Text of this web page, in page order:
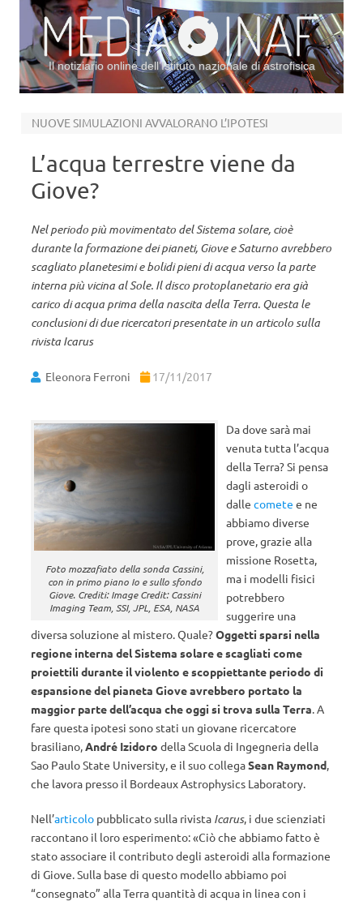
Il notiziario online dell’Istituto nazionale di astrofisica
NUOVE SIMULAZIONI AVVALORANO L’IPOTESI
L’acqua terrestre viene da
Giove?
Nel periodo più movimentato del Sistema solare, cioè
durante la formazione dei pianeti, Giove e Saturno avrebbero
scagliato planetesimi e bolidi pieni di acqua verso la parte
interna più vicina al Sole. Il disco protoplanetario era già
carico di acqua prima della nascita della Terra. Questa le
conclusioni di due ricercatori presentate in un articolo sulla
rivista Icarus
Eleonora Ferroni 17/11/2017
Foto mozzafiato della sonda Cassini,
con in primo piano Io e sullo sfondo
Giove. Crediti: Image Credit: Cassini
Imaging Team, SSI, JPL, ESA, NASA
Da dove sarà mai
venuta tutta l’acqua
della Terra? Si pensa
dagli asteroidi o
dallecomete e ne
abbiamo diverse
prove, grazie alla
missione Rosetta,
ma i modelli fisici
potrebbero
suggerire una
diversa soluzione al mistero. Quale?Oggetti sparsi nella
regione interna del Sistema solare e scagliati come
proiettili durante il violento e scoppiettante periodo di
espansione del pianeta Giove avrebbero portato la
maggior parte dell’acqua che oggi si trova sulla Terra. A
fare questa ipotesi sono stati un giovane ricercatore
brasiliano,André Izidoro della Scuola di Ingegneria della
Sao Paulo State University, e il suo collegaSean Raymond,
che lavora presso il Bordeaux Astrophysics Laboratory.
Nell’articolo pubblicato sulla rivista Icarus, i due scienziati
raccontano il loro esperimento: «Ciò che abbiamo fatto è
stato associare il contributo degli asteroidi alla formazione
di Giove. Sulla base di questo modello abbiamo poi
“consegnato” alla Terra quantità di acqua in linea con i